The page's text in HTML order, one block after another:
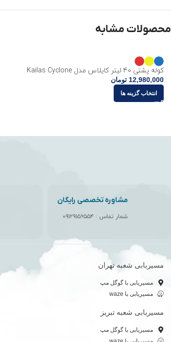
محصولات مشابه
کوله پشتی 40 لیتر کایلاس مدل Kailas Cyclone
12,980,000 تومان
انتخاب گزینه ها
مشاوره تخصصی رایگان
شمار تماس : ۰۹۱۲۹۱۵۶۵۵۴
مسیربابی شعبه تهران
مسیریابی با گوگل مپ
مسیریابی با waze
مسیربابی شعبه تبریز
مسیریابی با گوگل مپ